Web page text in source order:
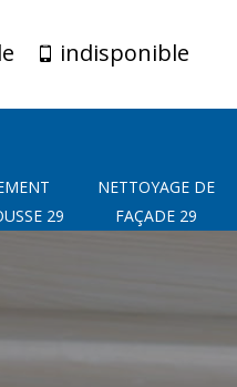
indisponible
29
NETTOYAGE DE
FAÇADE 29